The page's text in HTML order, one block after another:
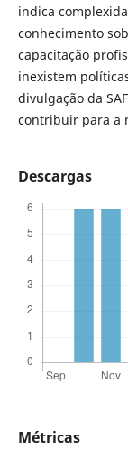
indica
conhecimento
capacitação
inexistem
divulgação da
contribuir para a
Descargas
Métricas